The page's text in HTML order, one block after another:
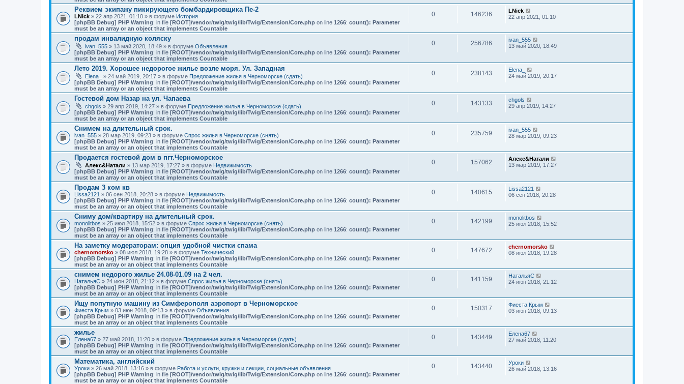
Реквием экипажу пикирующего бомбардировщика Пе-2
LNick » 22 апр 2021, 01:10 » в форуме История
[phpBB Debug] PHP Warning: in file [ROOT]/vendor/twig/twig/lib/Twig/Extension/Core.php on line 1266: count(): Parameter
must be an array or an object that implements Countable
0 146236
LNick
22 апр 2021, 01:10
продам инвалидную коляску
ivan_555 » 13 май 2020, 18:49 » в форуме Объявления
[phpBB Debug] PHP Warning: in file [ROOT]/vendor/twig/twig/lib/Twig/Extension/Core.php on line 1266: count(): Parameter
must be an array or an object that implements Countable
0 256786
ivan_555
13 май 2020, 18:49
Лето 2019. Хорошее недорогое жилье возле моря. Ул. Западная
Elena_ » 24 май 2019, 20:17 » в форуме Предложение жилья в Черноморске (сдать)
[phpBB Debug] PHP Warning: in file [ROOT]/vendor/twig/twig/lib/Twig/Extension/Core.php on line 1266: count(): Parameter
must be an array or an object that implements Countable
0 238143
Elena_
24 май 2019, 20:17
Гостевой дом Назар на ул. Чапаева
chgols » 29 апр 2019, 14:27 » в форуме Предложение жилья в Черноморске (сдать)
[phpBB Debug] PHP Warning: in file [ROOT]/vendor/twig/twig/lib/Twig/Extension/Core.php on line 1266: count(): Parameter
must be an array or an object that implements Countable
0 143133
chgols
29 апр 2019, 14:27
Снимем на длительный срок.
ivan_555 » 28 мар 2019, 09:23 » в форуме Спрос жилья в Черноморске (снять)
[phpBB Debug] PHP Warning: in file [ROOT]/vendor/twig/twig/lib/Twig/Extension/Core.php on line 1266: count(): Parameter
must be an array or an object that implements Countable
0 235759
ivan_555
28 мар 2019, 09:23
Продается гостевой дом в пгт.Черноморское
Алекс&Натали » 13 мар 2019, 17:27 » в форуме Недвижимость
[phpBB Debug] PHP Warning: in file [ROOT]/vendor/twig/twig/lib/Twig/Extension/Core.php on line 1266: count(): Parameter
must be an array or an object that implements Countable
0 157062
Алекс&Натали
13 мар 2019, 17:27
Продам 3 ком кв
Lissa2121 » 06 сен 2018, 20:28 » в форуме Недвижимость
[phpBB Debug] PHP Warning: in file [ROOT]/vendor/twig/twig/lib/Twig/Extension/Core.php on line 1266: count(): Parameter
must be an array or an object that implements Countable
0 140615
Lissa2121
06 сен 2018, 20:28
Сниму дом/квартиру на длительный срок.
monolitbos » 25 июл 2018, 15:52 » в форуме Спрос жилья в Черноморске (снять)
[phpBB Debug] PHP Warning: in file [ROOT]/vendor/twig/twig/lib/Twig/Extension/Core.php on line 1266: count(): Parameter
must be an array or an object that implements Countable
0 142199
monolitbos
25 июл 2018, 15:52
На заметку модераторам: опция удобной чистки спама
chernomorsko » 08 июл 2018, 19:28 » в форуме Технический
[phpBB Debug] PHP Warning: in file [ROOT]/vendor/twig/twig/lib/Twig/Extension/Core.php on line 1266: count(): Parameter
must be an array or an object that implements Countable
0 147672
chernomorsko
08 июл 2018, 19:28
снимем недорого жилье 24.08-01.09 на 2 чел.
НатальяС » 24 июн 2018, 21:12 » в форуме Спрос жилья в Черноморске (снять)
[phpBB Debug] PHP Warning: in file [ROOT]/vendor/twig/twig/lib/Twig/Extension/Core.php on line 1266: count(): Parameter
must be an array or an object that implements Countable
0 141159
НатальяС
24 июн 2018, 21:12
Ищу попутную машину из Симферополя аэропорт в Черноморское
Фиеста Крым » 03 июн 2018, 09:13 » в форуме Объявления
[phpBB Debug] PHP Warning: in file [ROOT]/vendor/twig/twig/lib/Twig/Extension/Core.php on line 1266: count(): Parameter
must be an array or an object that implements Countable
0 150317
Фиеста Крым
03 июн 2018, 09:13
жилье
Елена67 » 27 май 2018, 11:20 » в форуме Предложение жилья в Черноморске (сдать)
[phpBB Debug] PHP Warning: in file [ROOT]/vendor/twig/twig/lib/Twig/Extension/Core.php on line 1266: count(): Parameter
must be an array or an object that implements Countable
0 143449
Елена67
27 май 2018, 11:20
Математика, английский
Уроки » 26 май 2018, 13:16 » в форуме Работа и услуги, кружки и секции, социальные объявления
[phpBB Debug] PHP Warning: in file [ROOT]/vendor/twig/twig/lib/Twig/Extension/Core.php on line 1266: count(): Parameter
must be an array or an object that implements Countable
0 143440
Уроки
26 май 2018, 13:16